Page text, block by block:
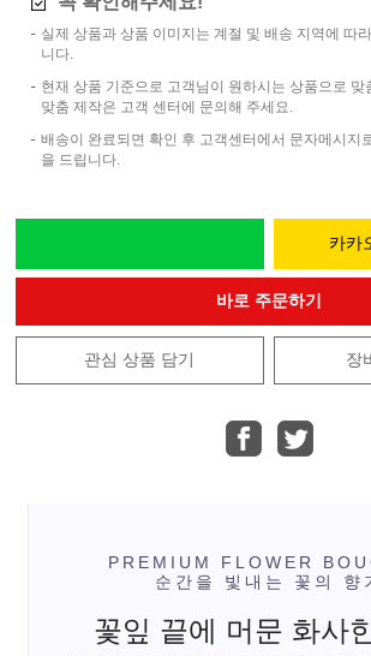
실제 상품과 상품 이미지는 계절 및 배송 지역에 따
니다.
현재 상품 기준으로 고객님이 원하시는 상품으로 맞
맞춤 제작은 고객 센터에 문의해 주세요.
배송이 완료되면 확인 후 고객센터에서 문자메시지
을 드립니다.
카카
바로 주문하기
관심 상품 담기 장
PREMIUM FLOWER
순간을 빛내는 꽃의 향
꽃잎 끝에 머문 화사